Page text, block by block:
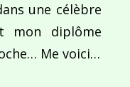
une célèbre
mon diplôme
Me voici…